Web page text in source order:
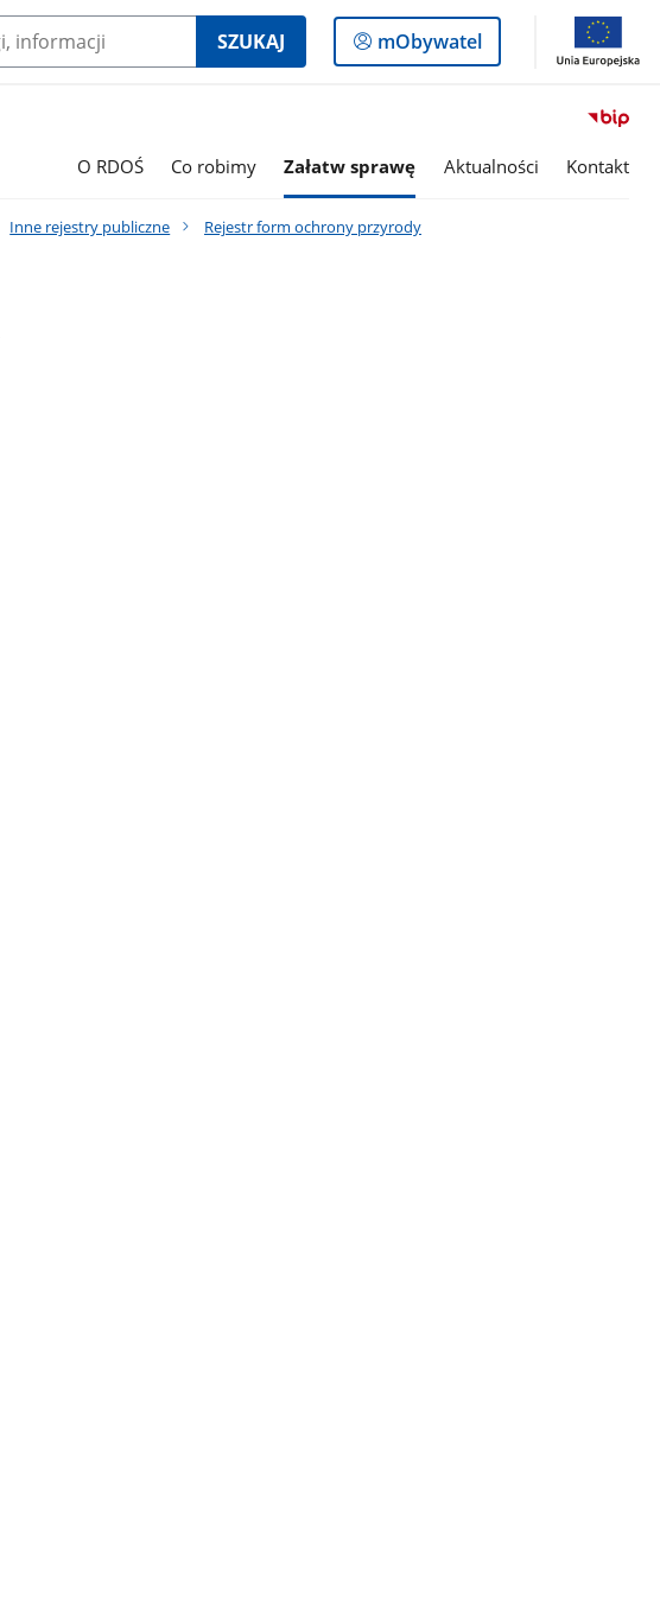
SZUKAJ
Logowanie
do
mObywatel
O RDOŚ Co robimy Załatw sprawę Aktualności Kontakt
Inne rejestry publiczne
Rejestr form ochrony przyrody